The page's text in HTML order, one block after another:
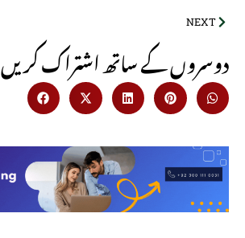
NEXT
:دوسروں کے ساتھ اشتراک کریں